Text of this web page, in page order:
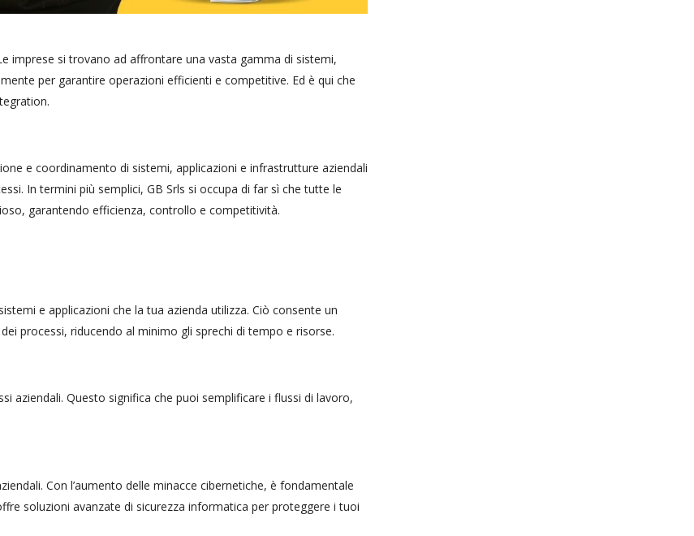
imprese si trovano ad affrontare una vasta gamma di sistemi,
per garantire operazioni efficienti e competitive. Ed è qui che
e coordinamento di sistemi, applicazioni e infrastrutture aziendali
In termini più semplici, GB Srls si occupa di far sì che tutte le
garantendo efficienza, controllo e competitività.
e applicazioni che la tua azienda utilizza. Ciò consente un
processi, riducendo al minimo gli sprechi di tempo e risorse.
aziendali. Questo significa che puoi semplificare i flussi di lavoro,
Con l’aumento delle minacce cibernetiche, è fondamentale
soluzioni avanzate di sicurezza informatica per proteggere i tuoi